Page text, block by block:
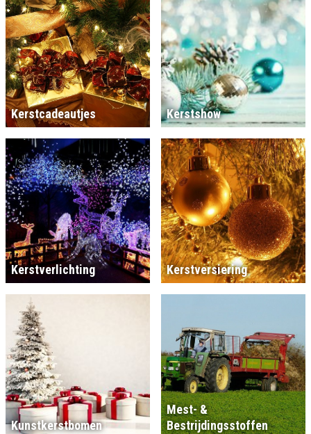
Kerstcadeautjes Kerstshow
Kerstverlichting Kerstversiering
Kunstkerstbomen
Mest- &
Bestrijdingsstoffen